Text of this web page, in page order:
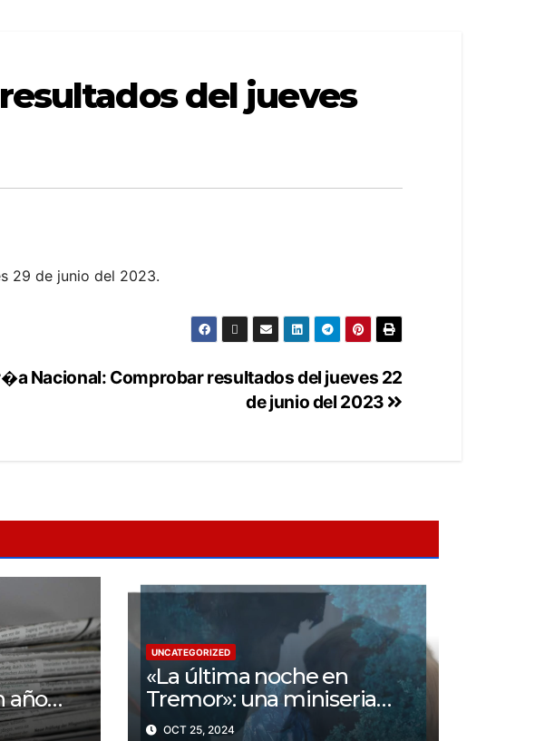
del jueves
29 de junio del 2023.
Nacional: Comprobar resultados del jueves 22
de junio del 2023
año
de
UNCATEGORIZED
«La última noche en
Tremor»: una miniseria
psicológica ¿Cuál es su
OCT 25, 2024